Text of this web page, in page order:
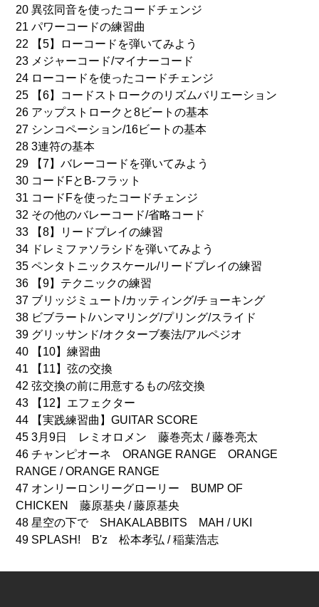
20 異弦同音を使ったコードチェンジ
21 パワーコードの練習曲
22 【5】ローコードを弾いてみよう
23 メジャーコード/マイナーコード
24 ローコードを使ったコードチェンジ
25 【6】コードストロークのリズムバリエーション
26 アップストロークと8ビートの基本
27 シンコペーション/16ビートの基本
28 3連符の基本
29 【7】バレーコードを弾いてみよう
30 コードFとB-フラット
31 コードFを使ったコードチェンジ
32 その他のバレーコード/省略コード
33 【8】リードプレイの練習
34 ドレミファソラシドを弾いてみよう
35 ペンタトニックスケール/リードプレイの練習
36 【9】テクニックの練習
37 ブリッジミュート/カッティング/チョーキング
38 ビブラート/ハンマリング/プリング/スライド
39 グリッサンド/オクターブ奏法/アルペジオ
40 【10】練習曲
41 【11】弦の交換
42 弦交換の前に用意するもの/弦交換
43 【12】エフェクター
44 【実践練習曲】GUITAR SCORE
45 3月9日 レミオロメン 藤巻亮太 / 藤巻亮太
46 チャンピオーネ ORANGE RANGE ORANGE
RANGE / ORANGE RANGE
47 オンリーロンリーグローリー BUMP OF
CHICKEN 藤原基央 / 藤原基央
48 星空の下で SHAKALABBITS MAH / UKI
49 SPLASH! B'z 松本孝弘 / 稲葉浩志